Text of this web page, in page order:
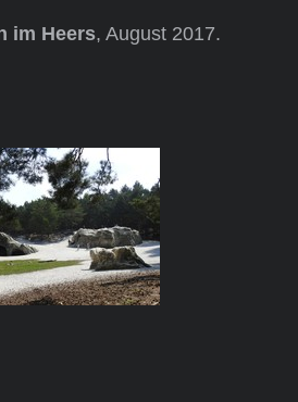
im Heers, August 2017.